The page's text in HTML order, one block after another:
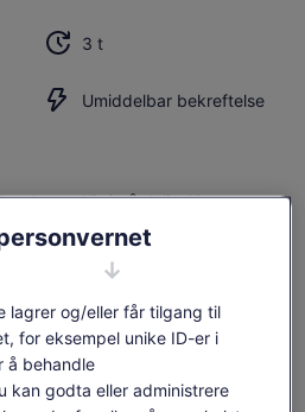
3 t
Umiddelbar bekreftelse
av Kiwi gårdsliv. Kom nær
vennlige dyr.
lagrer og/eller får tilgang til
for eksempel unike ID-er i
å behandle
kan godta eller administrere